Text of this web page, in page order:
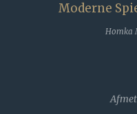
Moderne
Homka